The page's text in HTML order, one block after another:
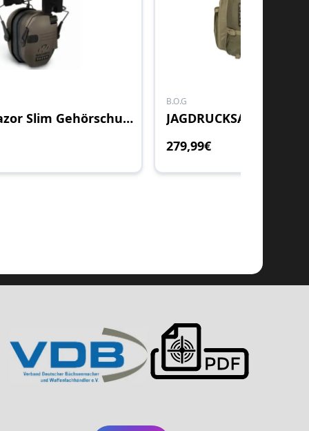
Walkers Razor Slim Gehörschutz
B.O.G
JAGDRUCKSACK BOG
279,99€